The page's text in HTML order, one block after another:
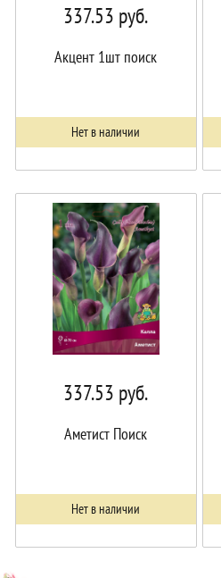
337.53 руб.
Акцент 1шт поиск
Нет в наличии
337.53 руб.
Аметист Поиск
Нет в наличии